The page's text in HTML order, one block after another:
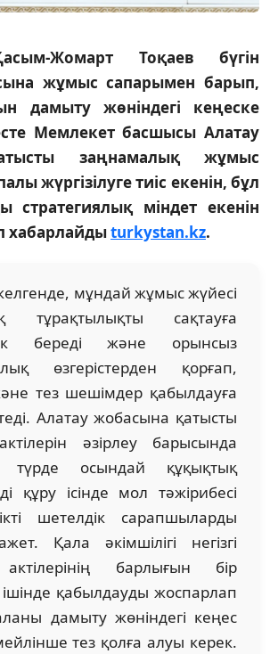
Жомарт Тоқаев бүгін
жұмыс сапарымен барып,
дамыту жөніндегі кеңеске
Мемлекет басшысы Алатау
заңнамалық жұмыс
жүргізілуге тиіс екенін, бұл
стратегиялық міндет екенін
хабарлайдыturkystan.kz.
мұндай жұмыс жүйесі
тұрақтылықты сақтауға
береді және орынсыз
өзгерістерден қорғап,
тез шешімдер қабылдауға
Алатау жобасына қатысты
әзірлеу барысында
түрде осындай құқықтық
құру ісінде мол тәжірибесі
шетелдік сарапшыларды
Қала әкімшілігі негізгі
барлығын бір
қабылдауды жоспарлап
дамыту жөніндегі кеңес
тез қолға алуы керек.